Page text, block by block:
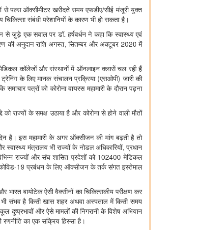
से पल्‍स ऑक्‍सीमीटर खरीदते समय एफडीए/सीई मंजूरी युक्‍त
संबंधी परेशानियों के कारण भी हो सकता है।
से जुड़े एक सवाल पर डॉ. हर्षवर्धन ने कहा कि स्‍वास्‍थ्‍य एवं
की अनुदान राशि अगस्‍त, सितम्‍बर और अक्‍टूबर 2020 में
मेडिकल कॉलेजों और संस्‍थानों में ऑनलाइन क्‍लासें चल रही हैं
के लिए मानक संचालन प्रक्रिया (एसओपी) जारी की
पत्रों को कोरोना वायरस महामारी के दौरान पढ़ना
राज्‍यों के समक्ष उठाया है और कोरोना से होने वाली मौतों
है। इस महामारी के अगर ऑक्‍सीजन की मांग बढ़ती है तो
मंत्रालय भी राज्‍यों के नोडल अधिकारियों, प्रधान
राज्‍यों और संघ शासित प्रदेशों को 102400 मेडिकल
19 प्रबंधन के लिए ऑक्‍सीजन के तर्क संगत इस्‍तेमाल
भारत बायोटेक ऐसी वैक्‍सीनों का चिकित्‍सकीय परीक्षण कर
संभव है किसी खास शहर अथवा अस्‍पताल में किसी समय
और ऐसे मामलों की निगरानी के विशेष अभियान
रणनीति का एक सक्रिय हिस्‍सा है।